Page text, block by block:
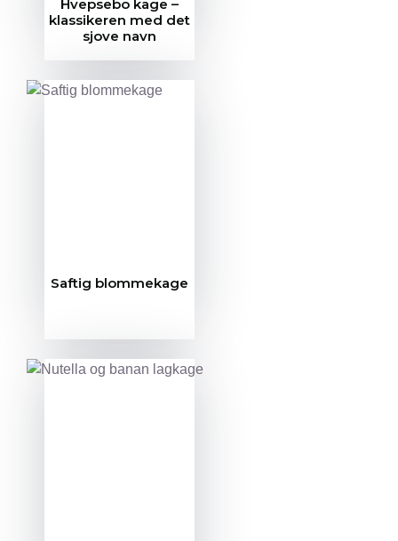
Hvepsebo kage –
klassikeren med det
sjove navn
Saftig blommekage